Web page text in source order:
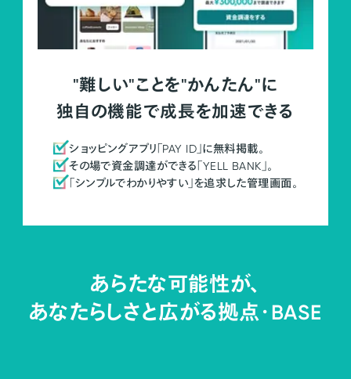
"難しい"ことを"かんたん"に
独自の機能で成長を加速できる
ショッピングアプリ「PAY ID」に無料掲載。
その場で資金調達ができる「YELL BANK」。
「シンプルでわかりやすい」を追求した管理画面。
あらたな可能性が、
あなたらしさと広がる拠点・BASE